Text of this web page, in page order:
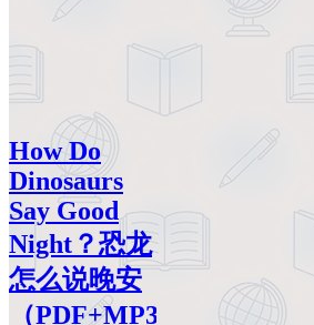
How Do
Dinosaurs
Say Good
Night？恐龙
怎么说晚安
（PDF+MP3+视